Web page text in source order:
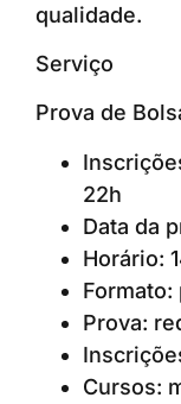
qualidade.
Serviço
Prova de
22h
Data da
Horário:
Prova:
Cursos: